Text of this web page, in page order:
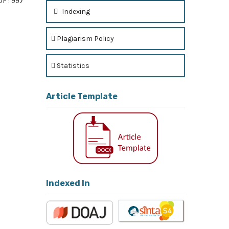
Indexing
Plagiarism Policy
Statistics
Article Template
Indexed In